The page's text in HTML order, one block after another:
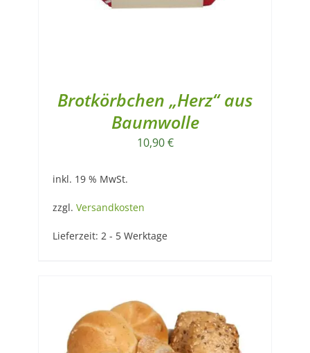
Brotkörbchen „Herz“ aus
Baumwolle
10,90€
inkl. 19 % MwSt.
zzgl. Versandkosten
Lieferzeit: 2 - 5 Werktage